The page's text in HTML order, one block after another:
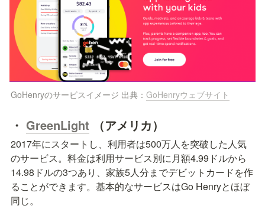
GoHenryのサービスイメージ 出典： GoHenryウェブサイト
・ GreenLight （アメリカ）
2017年にスタートし、利用者は500万人を突破した人気
のサービス。料金は利用サービス別に月額4.99ドルから
14.98ドルの3つあり、家族5人分までデビットカードを作
ることができます。基本的なサービスはGo Henryとほぼ
同じ。